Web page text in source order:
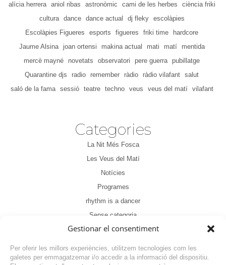
Gestionar el consentiment
Per oferir les millors experiències, utilitzem tecnologies com les
galetes per emmagatzemar i/o accedir a la informació del dispositiu.
alícia herrera
aniol ribas astronòmic cami de les herbes
ciència friki
cultura
dance dance actual dj fleky
escolàpies
Escolàpies Figueres
esports figueres friki time
hardcore
Jaume Alsina
joan ortensi makina actual mati matí
mentida
mercè mayné
novetats observatori pere guerra pubillatge
Quarantine djs
radio remember ràdio ràdio vilafant salut
saló de la fama
sessió teatre techno veus veus del matí vilafant
Categories
La Nit Més Fosca
Les Veus del Matí
Notícies
Programes
rhythm is a dancer
Sense categoria
Tertúlia